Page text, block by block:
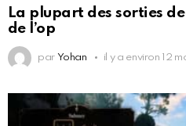
La plupart des sorties
de l’op
par Yohan il y a environ 12